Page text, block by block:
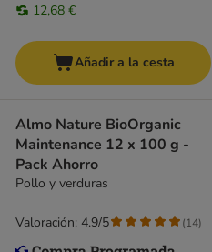
12,68 €
Añadir a la cesta
Almo Nature BioOrganic
Maintenance 12 x 100 g -
Pack Ahorro
Pollo y verduras
Valoración: 4.9/5 (14)